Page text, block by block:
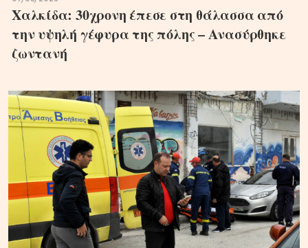
Χαλκίδα: 30χρονη έπεσε στη θάλασσα από
την υψηλή γέφυρα της πόλης – Ανασύρθηκε
ζωντανή